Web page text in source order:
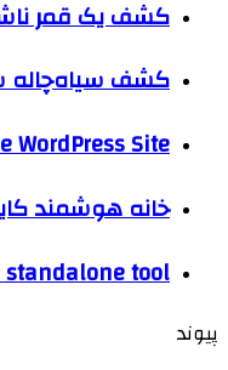
کشف یک قمر
کشف سیاه‌چاله
WordPress Site
خانه هوشمند
tool?
پیوند